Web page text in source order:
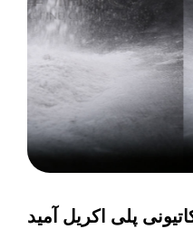
پلی اکریل آمید